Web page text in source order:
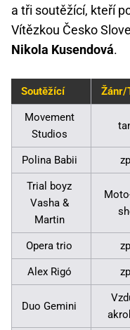
a tři soutěžící, kteří
Vítězkou Česko
Nikola Kusendová.
Soutěžící Žánr/
Movement
Studios
Polina Babii
Trial boyz
Vasha &
Martin
Opera trio
Alex Rigó
Duo Gemini